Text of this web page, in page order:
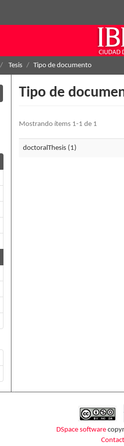
Tesis Tipo de documento
Tipo de
Mostrando ítems 1-1 de 1
doctoralThesis (1)
DSpace software